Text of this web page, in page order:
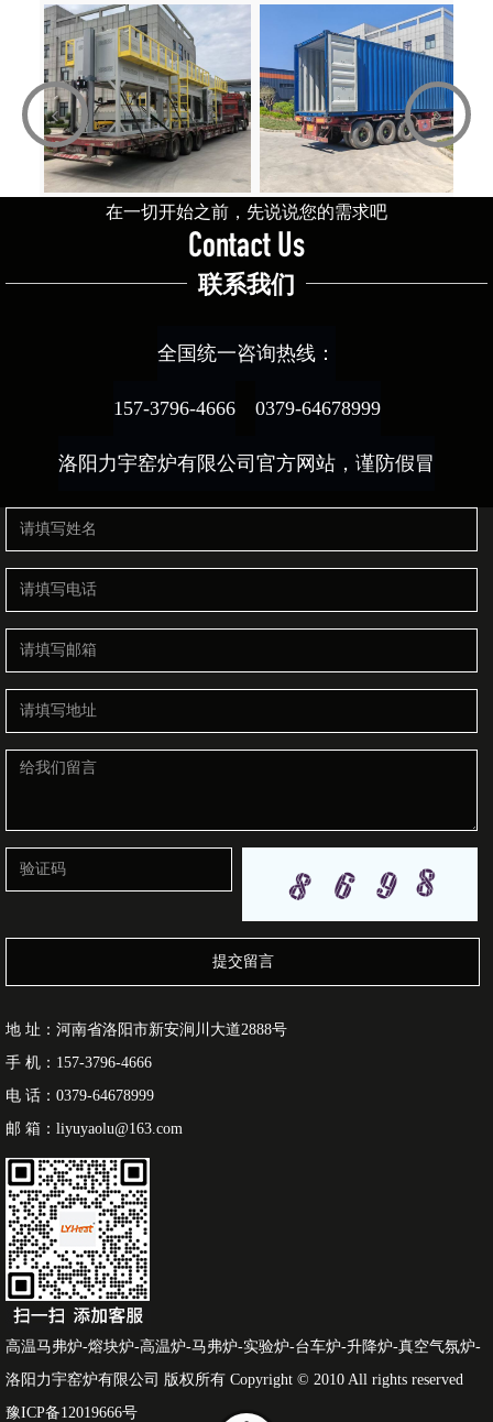
‹ ›
在一切开始之前，先说说您的需求吧
Contact Us
联系我们
全国统一咨询热线：
157-3796-4666 0379-64678999
洛阳力宇窑炉有限公司官方网站，谨防假冒
提交留言
地 址：河南省洛阳市新安涧川大道2888号
手 机：157-3796-4666
电 话：0379-64678999
邮 箱：liyuyaolu@163.com
高温马弗炉-熔块炉-高温炉-马弗炉-实验炉-台车炉-升降炉-真空气氛炉-
洛阳力宇窑炉有限公司 版权所有 Copyright © 2010 All rights reserved
豫ICP备12019666号